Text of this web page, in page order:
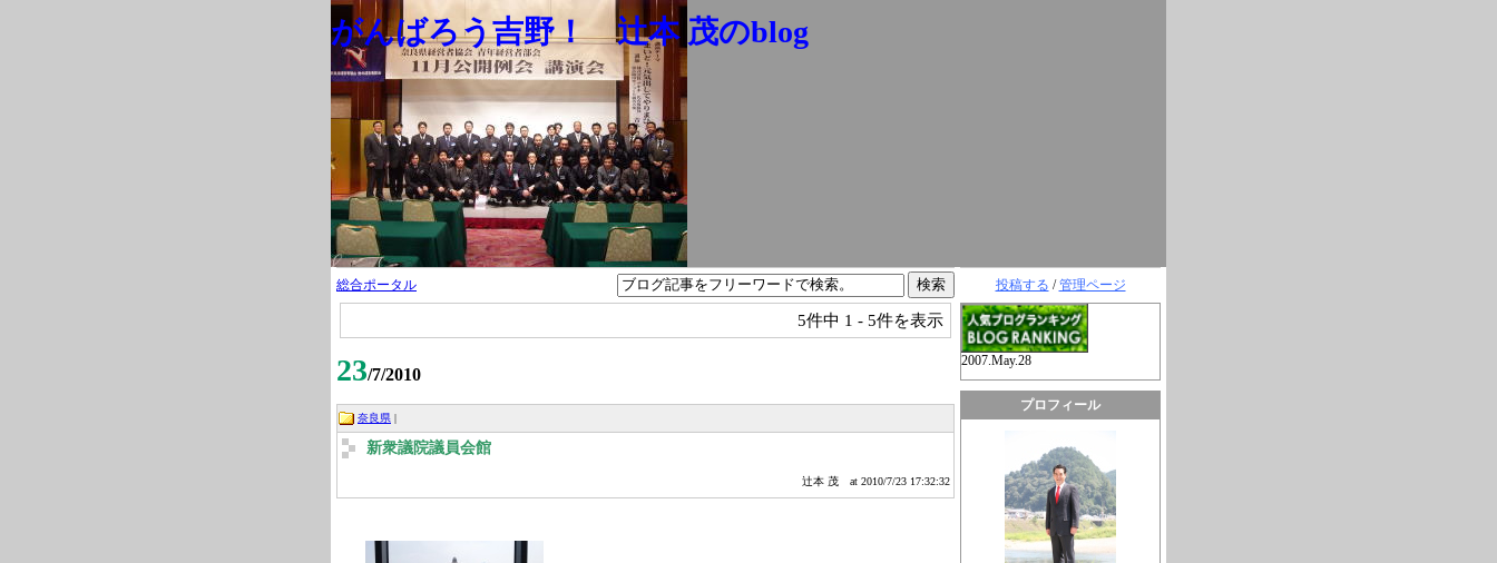
がんばろう吉野！ 辻本 茂のblog
投稿する /管理ページ
2007.May.28
プロフィール
総合ポータル
5件中 1 - 5件を表示
23/7/2010
奈良県 |
新衆議院議員会館
辻本 茂 at 2010/7/23 17:32:32